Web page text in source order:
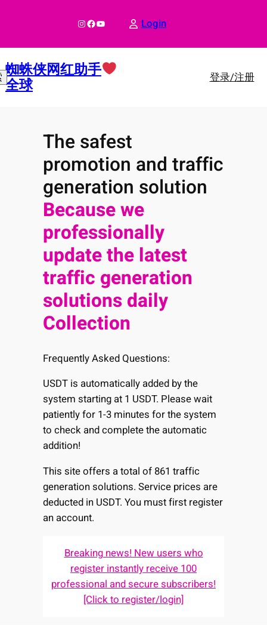
InstagramFacebook YouTube Login
蜘蛛侠网红助手
全球 登录/注册
The safest
promotion and traffic
generation solution
Because we
professionally
update the latest
traffic generation
solutions daily
Collection
Frequently Asked Questions:
USDT is automatically added by the
system starting at 1 USDT. Please wait
patiently for 1-3 minutes for the system
to check and complete the automatic
addition!
This site offers a total of 861 traffic
generation solutions. Service prices are
deducted in USDT. You must first register
an account.
Breaking news! New users who
register instantly receive 100
professional and secure subscribers!
[Click to register/login]